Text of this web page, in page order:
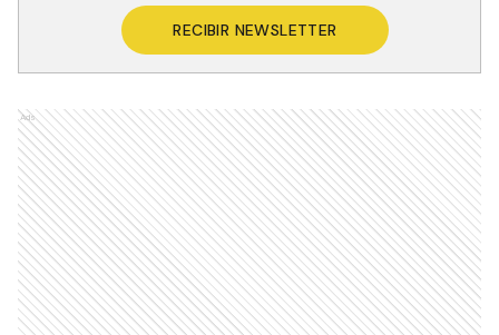
RECIBIR NEWSLETTER
Ads